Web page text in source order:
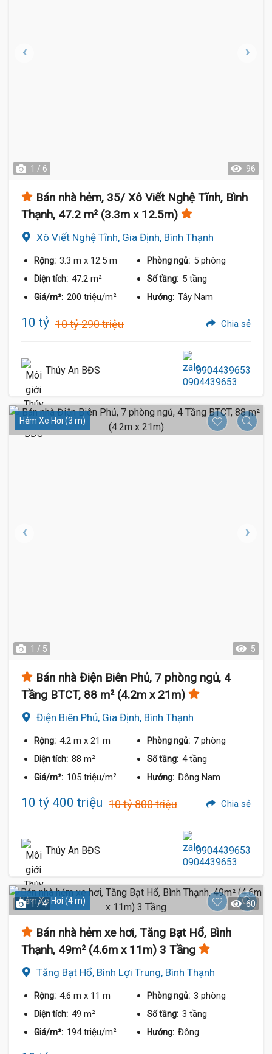
1 / 6 96
Bán nhà hẻm, 35/ Xô Viết Nghệ Tĩnh, Bình
Thạnh, 47.2 m² (3.3m x 12.5m)
Xô Viết Nghệ Tĩnh, Gia Định, Bình Thạnh
Rộng: 3.3 m x 12.5 m Phòng ngủ: 5 phòng
Diện tích: 47.2 m² Số tầng: 5 tầng
Giá/m²: 200 triệu/m² Hướng: Tây Nam
10 tỷ 10 tỷ 290 triệu Chia sẻ
Thúy An BĐS 0904439653
Hẻm Xe Hơi (3 m)
1 / 5 5
Bán nhà Điện Biên Phủ, 7 phòng ngủ, 4
Tầng BTCT, 88 m² (4.2m x 21m)
Điện Biên Phủ, Gia Định, Bình Thạnh
Rộng: 4.2 m x 21 m Phòng ngủ: 7 phòng
Diện tích: 88 m² Số tầng: 4 tầng
Giá/m²: 105 triệu/m² Hướng: Đông Nam
10 tỷ 400 triệu 10 tỷ 800 triệu Chia sẻ
Thúy An BĐS 0904439653
Hẻm Xe Hơi (4 m)
1 / 4 60
Bán nhà hẻm xe hơi, Tăng Bạt Hổ, Bình
Thạnh, 49m² (4.6m x 11m) 3 Tầng
Tăng Bạt Hổ, Bình Lợi Trung, Bình Thạnh
Rộng: 4.6 m x 11 m Phòng ngủ: 3 phòng
Diện tích: 49 m² Số tầng: 3 tầng
Giá/m²: 194 triệu/m² Hướng: Đông